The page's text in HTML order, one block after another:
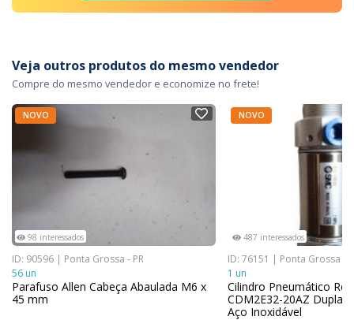
Veja outros produtos do mesmo vendedor
Compre do mesmo vendedor e economize no frete!
NOVO
98 interessados
ID: 90596 | Ponta Grossa - PR
56 un
Parafuso Allen Cabeça Abaulada M6 x
45 mm
NOVO
487 interessados
ID: 76151 | Ponta Grossa -
1 un
Cilindro Pneumático
CDM2E32-20AZ Dupla
Aço Inoxidável